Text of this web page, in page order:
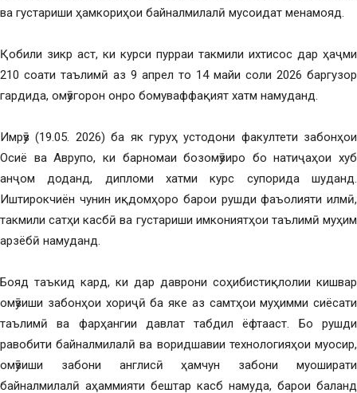
ва густариши ҳамкориҳои байналмилалӣ мусоидат менамояд.
Қобили зикр аст, ки курси пурраи такмили ихтисос дар ҳаҷми
210 соати таълимӣ аз 9 апрел то 14 майи соли 2026 баргузор
гардида, омӯзгорон онро бомуваффақият хатм намуданд.
Имрӯз (19.05. 2026) ба як гуруҳ устодони факултети забонҳои
Осиё ва Аврупо, ки барномаи бозомӯзиро бо натиҷаҳои хуб
анҷом доданд, дипломи хатми курс супорида шуданд.
Иштирокчиён чунин иқдомҳоро барои рушди фаъолияти илмӣ,
такмили сатҳи касбӣ ва густариши имкониятҳои таълимӣ муҳим
арзёбӣ намуданд.
Бояд таъкид кард, ки дар даврони соҳибистиқлолии кишвар
омӯзиши забонҳои хориҷӣ ба яке аз самтҳои муҳимми сиёсати
таълимӣ ва фарҳангии давлат табдил ёфтааст. Бо рушди
равобити байналмилалӣ ва воридшавии технологияҳои муосир,
омӯзиши забони англисӣ ҳамчун забони муоширати
байналмилалӣ аҳаммияти бештар касб намуда, барои баланд